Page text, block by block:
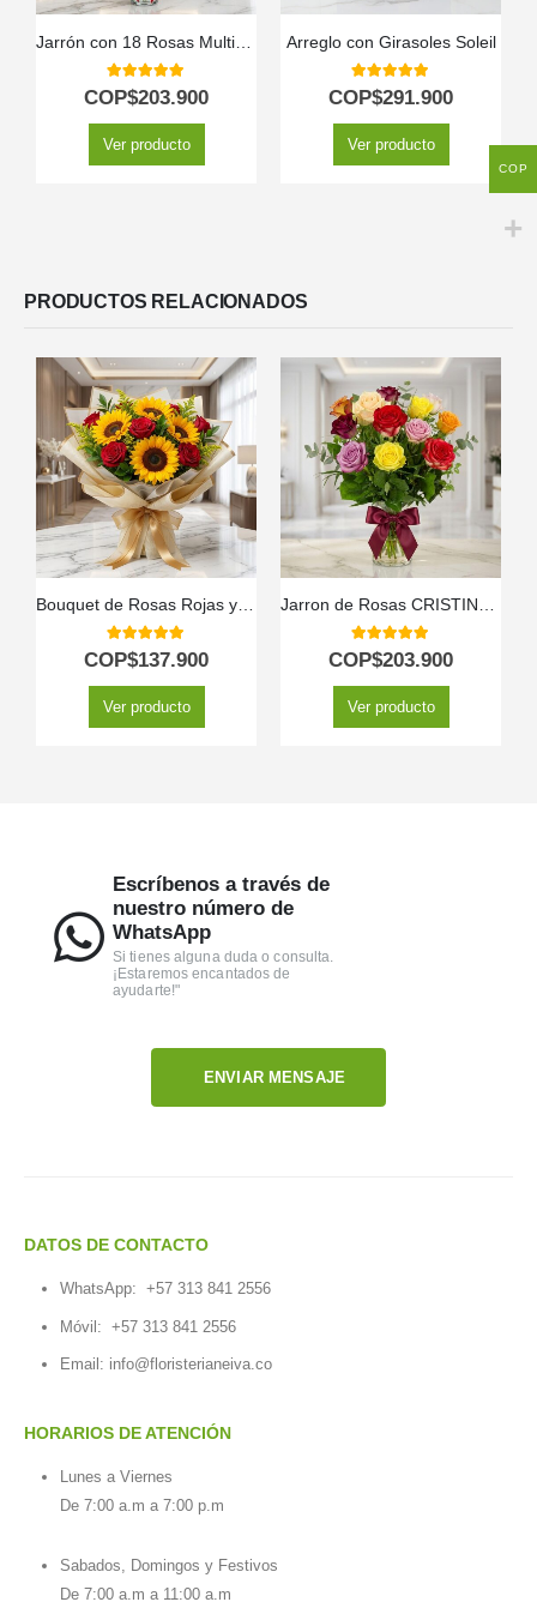
5.00out of 5
COP$203.900
Ver producto
Arreglo con Girasoles Soleil
5.00out of 5
COP$291.900
Ver producto
PRODUCTOS RELACIONADOS
Bouquet de Rosas Rojas y Girasoles
5.00out of 5
COP$137.900
Ver producto
Jarron de Rosas CRISTINA: Elegancia en 12 Tonos Surtidos ⚜️
5.00out of 5
COP$203.900
Ver producto
Escríbenos a través de
nuestro número de
WhatsApp
Si tienes alguna duda o consulta.
¡Estaremos encantados de
ayudarte!"
ENVIAR MENSAJE
DATOS DE CONTACTO
WhatsApp: +57 313 841 2556
Móvil: +57 313 841 2556
Email: info@floristerianeiva.co
HORARIOS DE ATENCIÓN
Lunes a Viernes
De 7:00 a.m a 7:00 p.m
Sabados, Domingos y Festivos
De 7:00 a.m a 11:00 a.m
COP